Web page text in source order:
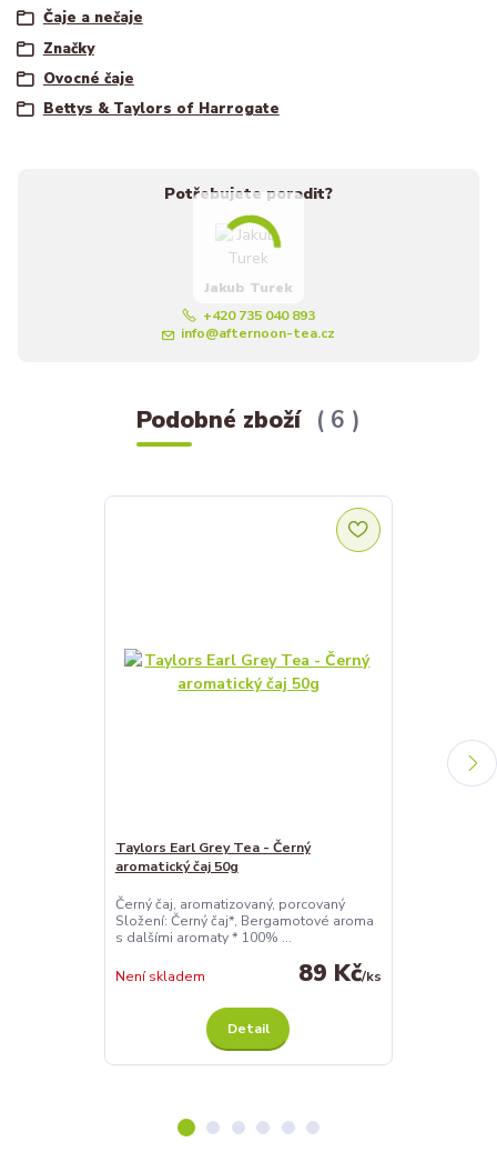
Čaje a nečaje
Značky
Ovocné čaje
Bettys & Taylors of Harrogate
Potřebujete poradit?
Jakub Turek
+420 735 040 893
info@afternoon-tea.cz
Podobné zboží 6
Taylors Earl Grey Tea - Černý
aromatický čaj 50g
Černý čaj, aromatizovaný, porcovaný
Složení: Černý čaj*, Bergamotové aroma
s dalšími aromaty * 100% ...
89 Kč/ks
Není skladem
Detail